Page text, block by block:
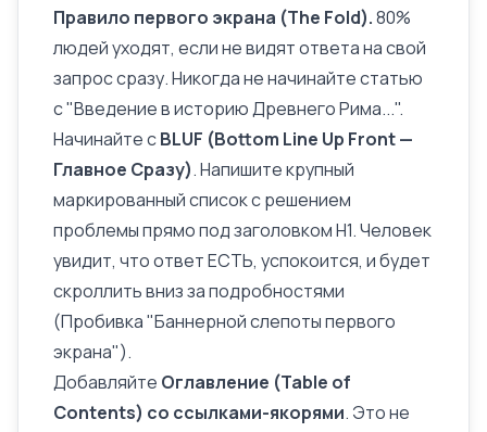
Правило первого экрана (The Fold).80%
людей уходят, если не видят ответа на свой
запрос сразу. Никогда не начинайте статью
с "Введение в историю Древнего Рима...".
Начинайте сBLUF (Bottom Line Up Front —
Главное Сразу). Напишите крупный
маркированный список с решением
проблемы прямо под заголовком H1. Человек
увидит, что ответ ЕСТЬ, успокоится, и будет
скроллить вниз за подробностями
(Пробивка "Баннерной слепоты первого
экрана").
Добавляйте Оглавление (Table of
Contents) со ссылками-якорями. Это не